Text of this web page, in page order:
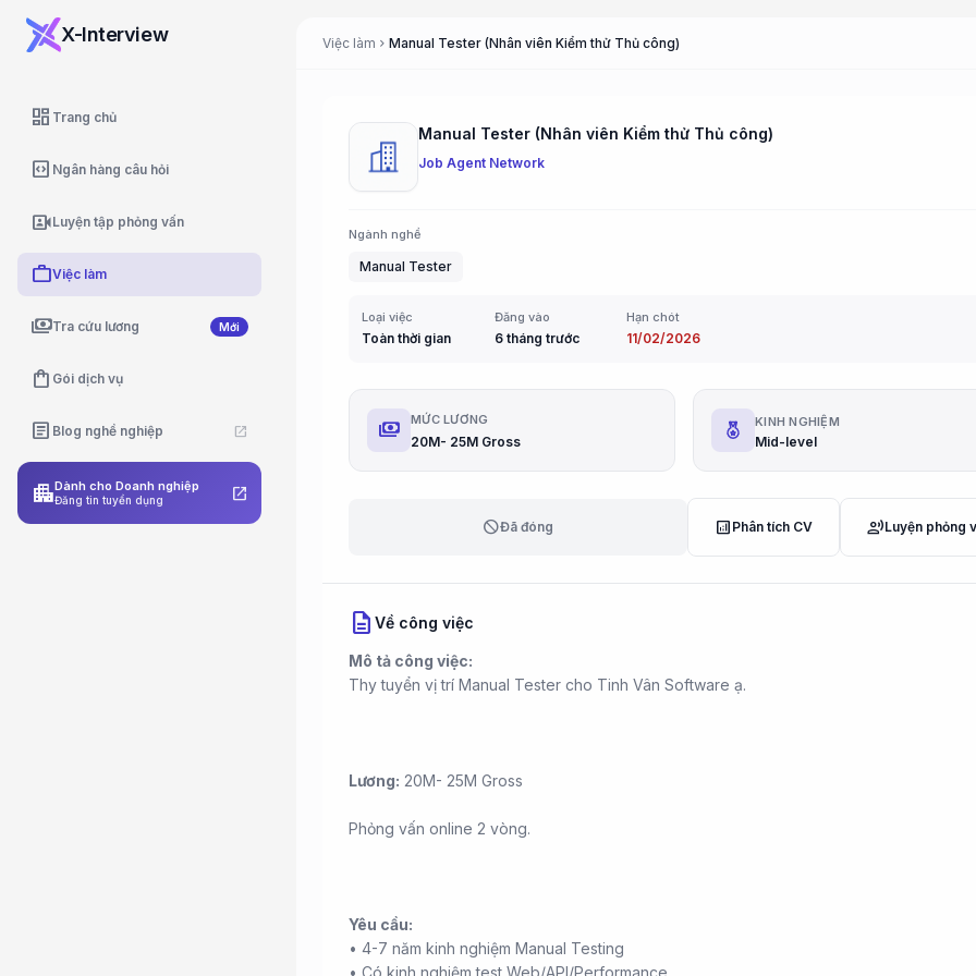
X-Interview
dashboard Trang chủ
code_blocks Ngân hàng câu hỏi
video_camera_frontLuyện tập phỏng vấn
workViệc làm
paymentsTra cứu lương Mới
shopping_bag Gói dịch vụ
article Blog nghề nghiệp open_in_new
apartmentDành cho Doanh nghiệp
Đăng tin tuyển dụng open_in_new
Việc làm chevron_right Manual Tester (Nhân viên Kiểm thử Thủ công)
Manual Tester (Nhân viên Kiểm thử Thủ công)
Job Agent Network
Ngành nghề
Manual Tester
Loại việc
Toàn thời gian
Đăng vào
6 tháng trước
Hạn chót
11/02/2026
payments MỨC LƯƠNG
20M- 25M Gross
KINH NGHIỆM
Mid-level
blockĐã đóng analytics Phân tích CV record_voice_overLuyện phỏng
description Về công việc
Mô tả công việc:
Thy tuyển vị trí Manual Tester cho Tinh Vân Software ạ.
Lương: 20M- 25M Gross
Phỏng vấn online 2 vòng.
Yêu cầu:
• 4-7 năm kinh nghiệm Manual Testing
• Có kinh nghiệm test Web/API/Performance